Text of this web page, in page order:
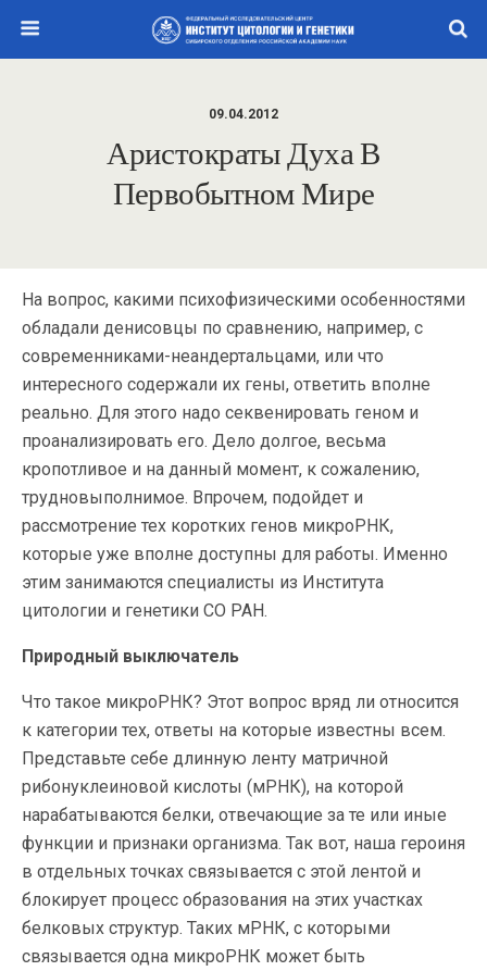
09.04.2012
Аристократы Духа В
Первобытном Мире
На вопрос, какими психофизическими особенностями
обладали денисовцы по сравнению, например, с
современниками-неандертальцами, или что
интересного содержали их гены, ответить вполне
реально. Для этого надо секвенировать геном и
проанализировать его. Дело долгое, весьма
кропотливое и на данный момент, к сожалению,
трудновыполнимое. Впрочем, подойдет и
рассмотрение тех коротких генов микроРНК,
которые уже вполне доступны для работы. Именно
этим занимаются специалисты из Института
цитологии и генетики СО РАН.
Природный выключатель
Что такое микроРНК? Этот вопрос вряд ли относится
к категории тех, ответы на которые известны всем.
Представьте себе длинную ленту матричной
рибонуклеиновой кислоты (мРНК), на которой
нарабатываются белки, отвечающие за те или иные
функции и признаки организма. Так вот, наша героиня
в отдельных точках связывается с этой лентой и
блокирует процесс образования на этих участках
белковых структур. Таких мРНК, с которыми
связывается одна микроРНК может быть